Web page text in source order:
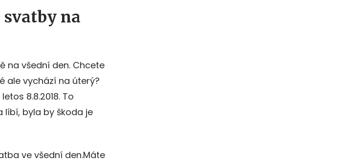
na
na všední den. Chcete
ale vychází na úterý?
8.8.2018. To
líbí, byla by škoda je
ve všední den.Máte